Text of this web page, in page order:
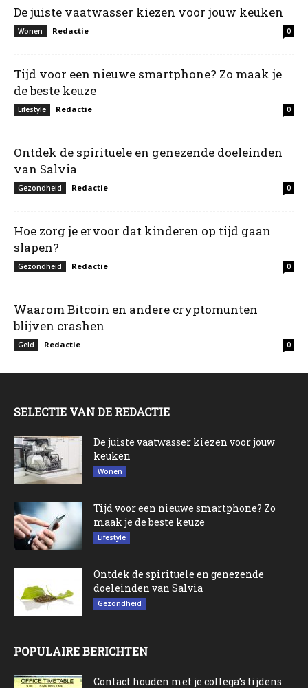
De juiste vaatwasser kiezen voor jouw keuken
Wonen Redactie 0
Tijd voor een nieuwe smartphone? Zo maak je
de beste keuze
Lifestyle Redactie 0
Ontdek de spirituele en genezende doeleinden
van Salvia
Gezondheid Redactie 0
Hoe zorg je ervoor dat kinderen op tijd gaan
slapen?
Gezondheid Redactie 0
Waarom Bitcoin en andere cryptomunten
blijven crashen
Geld Redactie 0
SELECTIE VAN DE REDACTIE
De juiste vaatwasser kiezen voor jouw
keuken
Wonen
Tijd voor een nieuwe smartphone? Zo
maak je de beste keuze
Lifestyle
Ontdek de spirituele en genezende
doeleinden van Salvia
Gezondheid
POPULAIRE BERICHTEN
Contact houden met je collega’s tijdens